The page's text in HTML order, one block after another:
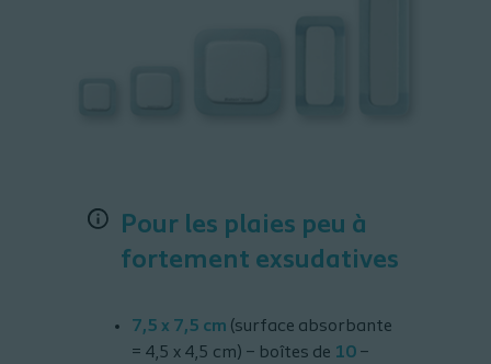
Pour les plaies peu à
fortement exsudatives
7,5 x 7,5 cm (surface absorbante
= 4,5 x 4,5 cm) – boîtes de 10 –